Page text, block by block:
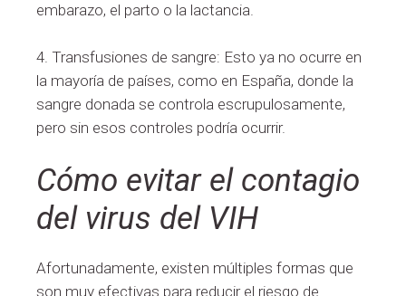
embarazo, el parto o la lactancia.
4. Transfusiones de sangre: Esto ya no ocurre en
la mayoría de países, como en España, donde la
sangre donada se controla escrupulosamente,
pero sin esos controles podría ocurrir.
Cómo evitar el contagio
del virus del VIH
Afortunadamente, existen múltiples formas que
son muy efectivas para reducir el riesgo de